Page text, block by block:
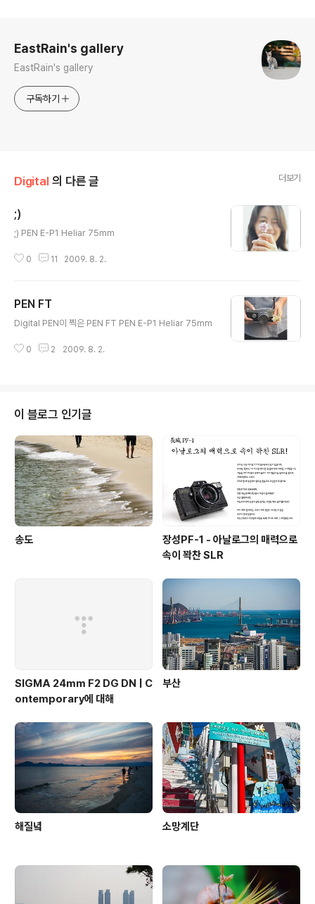
EastRain's gallery
EastRain's gallery
구독하기
Digital 의 다른 글 더보기
;)
;) PEN E-P1 Heliar 75mm
0 11 2009. 8. 2.
PEN FT
Digital PEN이 찍은 PEN FT PEN E-P1 Heliar 75mm
0 2 2009. 8. 2.
이 블로그 인기글
송도
장성PF-1 - 아날로그의 매력으로
속이 꽉찬 SLR
SIGMA 24mm F2 DG DN | C
ontemporary에 대해
부산
해질녘 소망계단